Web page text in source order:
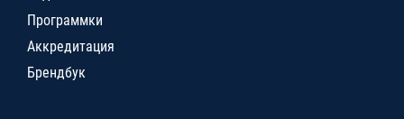
Программки
Аккредитация
Брендбук